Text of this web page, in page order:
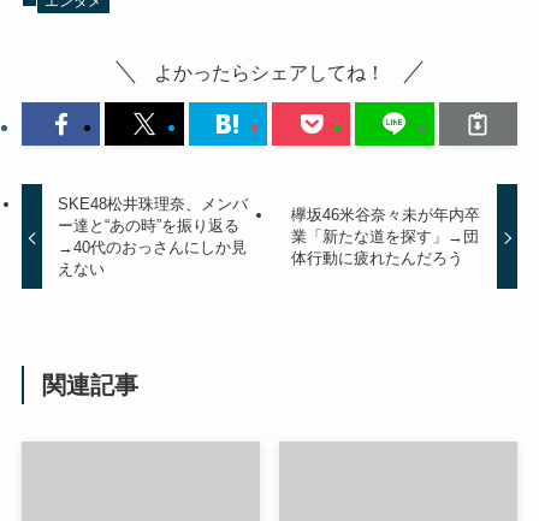
よかったらシェアしてね！
SKE48松井珠理奈、メンバ
ー達と“あの時”を振り返る
→40代のおっさんにしか見
えない
欅坂46米谷奈々未が年内卒
業「新たな道を探す」→団
体行動に疲れたんだろう
関連記事